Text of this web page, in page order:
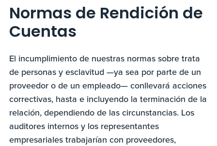
Normas de Rendición de
Cuentas
El incumplimiento de nuestras normas sobre trata
de personas y esclavitud —ya sea por parte de un
proveedor o de un empleado— conllevará acciones
correctivas, hasta e incluyendo la terminación de la
relación, dependiendo de las circunstancias. Los
auditores internos y los representantes
empresariales trabajarían con proveedores,